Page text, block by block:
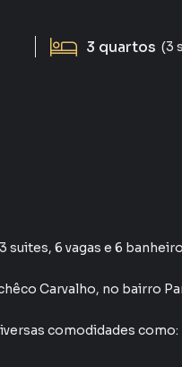
3 quartos (3
suites, 6 vagas e 6
Carvalho, no bairro
comodidades como: